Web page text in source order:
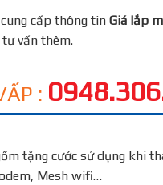
cung cấp thông tin Giá lắp
tư vấn thêm.
:
tặng cước sử dụng khi
Mesh wifi…